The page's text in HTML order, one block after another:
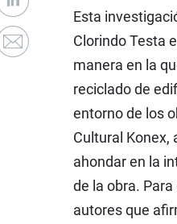
Esta
Clorindo Testa
manera en la
reciclado de
entorno de los
Cultural Konex,
ahondar en la
de la obra.
autores que